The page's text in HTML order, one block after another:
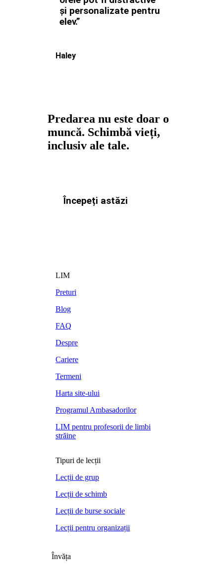
și personalizate pentru
elev.”
Haley
Predarea nu este doar o
muncă. Schimbă vieți,
inclusiv ale tale.
Începeți astăzi
LIM
Preturi
Blog
FAQ
Despre
Cariere
Termeni
Harta site-ului
Programul Ambasadorilor
LIM pentru profesorii de limbi
străine
Tipuri de lecții
Lecții de grup
Lecții de schimb
Lecții de burse sociale
Lecții pentru organizații
Învăța